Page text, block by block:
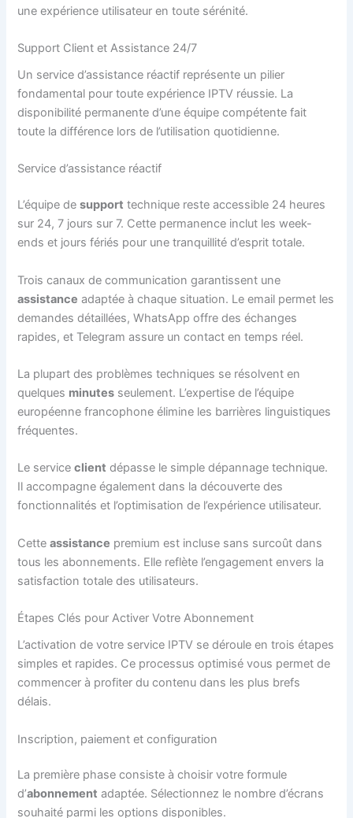
une expérience utilisateur en toute sérénité.
Support Client et Assistance 24/7
Un service d’assistance réactif représente un pilier
fondamental pour toute expérience IPTV réussie. La
disponibilité permanente d’une équipe compétente fait
toute la différence lors de l’utilisation quotidienne.
Service d’assistance réactif
L’équipe desupport technique reste accessible 24 heures
sur 24, 7 jours sur 7. Cette permanence inclut les week-
ends et jours fériés pour une tranquillité d’esprit totale.
Trois canaux de communication garantissent une
assistance adaptée à chaque situation. Le email permet les
demandes détaillées, WhatsApp offre des échanges
rapides, et Telegram assure un contact en temps réel.
La plupart des problèmes techniques se résolvent en
quelques minutes seulement. L’expertise de l’équipe
européenne francophone élimine les barrières linguistiques
fréquentes.
Le serviceclient dépasse le simple dépannage technique.
Il accompagne également dans la découverte des
fonctionnalités et l’optimisation de l’expérience utilisateur.
Cetteassistance premium est incluse sans surcoût dans
tous les abonnements. Elle reflète l’engagement envers la
satisfaction totale des utilisateurs.
Étapes Clés pour Activer Votre Abonnement
L’activation de votre service IPTV se déroule en trois étapes
simples et rapides. Ce processus optimisé vous permet de
commencer à profiter du contenu dans les plus brefs
délais.
Inscription, paiement et configuration
La première phase consiste à choisir votre formule
d’abonnement adaptée. Sélectionnez le nombre d’écrans
souhaité parmi les options disponibles.